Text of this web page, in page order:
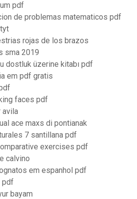
pdf
de problemas matematicos pdf
rojas de los brazos
sma 2019
dostluk üzerine kitabı pdf
em pdf gratis
faces pdf
avila
ace maxs di pontianak
7 santillana pdf
exercises pdf
calvino
em espanhol pdf
pdf
bayam